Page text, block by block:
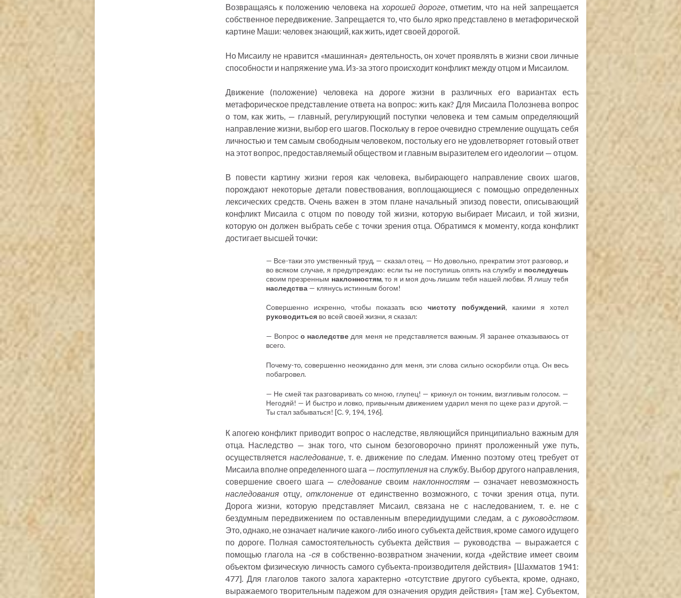
Возвращаясь к положению человека на хорошей дороге, отметим, что на ней запрещается
собственное передвижение. Запрещается то, что было ярко представлено в метафорической
картине Маши: человек знающий, как жить, идет своей дорогой.
Но Мисаилу не нравится «машинная» деятельность, он хочет проявлять в жизни свои личные
способности и напряжение ума. Из-за этого происходит конфликт между отцом и Мисаилом.
Движение (положение) человека на дороге жизни в различных его вариантах есть
метафорическое представление ответа на вопрос: жить как? Для Мисаила Полознева вопрос
о том, как жить, — главный, регулирующий поступки человека и тем самым определяющий
направление жизни, выбор его шагов. Поскольку в герое очевидно стремление ощущать себя
личностью и тем самым свободным человеком, постольку его не удовлетворяет готовый ответ
на этот вопрос, предоставляемый обществом и главным выразителем его идеологии — отцом.
В повести картину жизни героя как человека, выбирающего направление своих шагов,
порождают некоторые детали повествования, воплощающиеся с помощью определенных
лексических средств. Очень важен в этом плане начальный эпизод повести, описывающий
конфликт Мисаила с отцом по поводу той жизни, которую выбирает Мисаил, и той жизни,
которую он должен выбрать себе с точки зрения отца. Обратимся к моменту, когда конфликт
достигает высшей точки:
— Все-таки это умственный труд, — сказал отец. — Но довольно, прекратим этот разговор, и
во всяком случае, я предупреждаю: если ты не поступишь опять на службу и последуешь
своим презренным наклонностям, то я и моя дочь лишим тебя нашей любви. Я лишу тебя
наследства— клянусь истинным богом!
Совершенно искренно, чтобы показать всючистоту побуждений, какими я хотел
руководитьсяво всей своей жизни, я сказал:
— Вопрос о наследстве для меня не представляется важным. Я заранее отказываюсь от
всего.
Почему-то, совершенно неожиданно для меня, эти слова сильно оскорбили отца. Он весь
побагровел.
— Не смей так разговаривать со мною, глупец! — крикнул он тонким, визгливым голосом. —
Негодяй! — И быстро и ловко, привычным движением ударил меня по щеке раз и другой. —
Ты стал забываться! [С. 9, 194, 196].
К апогею конфликт приводит вопрос о наследстве, являющийся принципиально важным для
отца. Наследство — знак того, что сыном безоговорочно принят проложенный уже путь,
осуществляется наследование, т. е. движение по следам. Именно поэтому отец требует от
Мисаила вполне определенного шага —поступления на службу. Выбор другого направления,
совершение своего шага —следование своим наклонностям— означает невозможность
наследованияотцу, отклонениеот единственно возможного, с точки зрения отца, пути.
Дорога жизни, которую представляет Мисаил, связана не с наследованием, т. е. не с
бездумным передвижением по оставленным впередиидущими следам, а с руководством.
Это, однако, не означает наличие какого-либо иного субъекта действия, кроме самого идущего
по дороге. Полная самостоятельность субъекта действия — руководства — выражается с
помощью глагола на -ся в собственно-возвратном значении, когда «действие имеет своим
объектом физическую личность самого субъекта-производителя действия» [Шахматов 1941:
477]. Для глаголов такого залога характерно «отсутствие другого субъекта, кроме, однако,
выражаемого творительным падежом для означения орудия действия» [там же]. Субъектом,